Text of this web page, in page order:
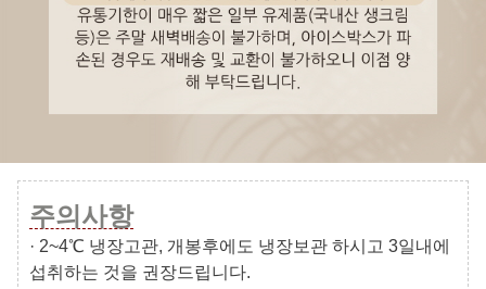
주의사항
· 2~4℃ 냉장고관, 개봉후에도 냉장보관 하시고 3일내에
섭취하는 것을 권장드립니다.